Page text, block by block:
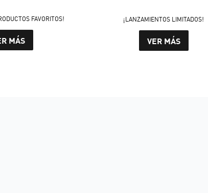
FAVORITOS!
MÁS
¡LANZAMIENTOS LIMITADOS!
VER MÁS